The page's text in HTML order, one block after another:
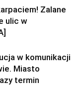
Zalane
ulic w
w komunikacji
Miasto
termin